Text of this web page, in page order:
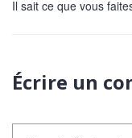
Il sait ce que vous
Écrire un